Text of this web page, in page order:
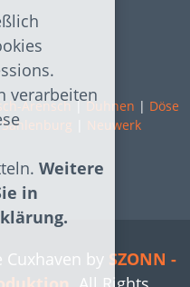
Arensch |Duhnen | Döse
Sahlenburg Neuwerk
by SZONN -
verarbeiten
Weitere
in